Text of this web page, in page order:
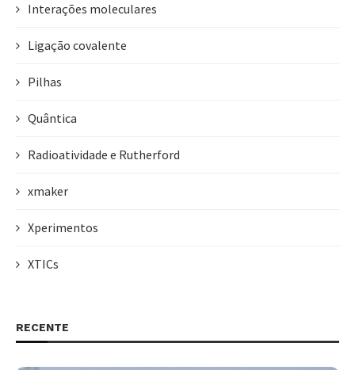
Interações moleculares
Ligação covalente
Pilhas
Quântica
Radioatividade e Rutherford
xmaker
Xperimentos
XTICs
RECENTE